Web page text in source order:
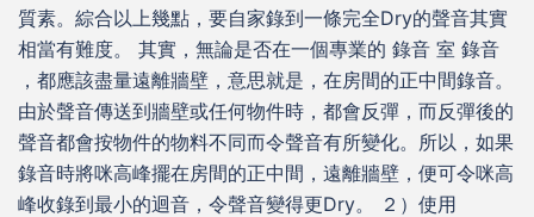
質素。綜合以上幾點，要自家錄到一條完全Dry的聲音其實
相當有難度。 其實，無論是否在一個專業的 錄音 室 錄音
，都應該盡量遠離牆壁，意思就是，在房間的正中間錄音。
由於聲音傳送到牆壁或任何物件時，都會反彈，而反彈後的
聲音都會按物件的物料不同而令聲音有所變化。所以，如果
錄音時將咪高峰擺在房間的正中間，遠離牆壁，便可令咪高
峰收錄到最小的迴音，令聲音變得更Dry。 ２）使用